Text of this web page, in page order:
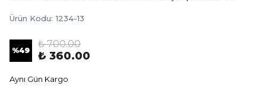
Ürün Kodu: 1234-13
%49
₺ 700.00
₺ 360.00
Aynı Gün Kargo